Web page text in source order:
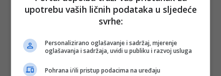
upotrebu vaših ličnih podataka u sljedeće
svrhe:
Personalizirano oglašavanje i sadržaj, mjerenje
oglašavanja i sadržaja, uvidi u publiku i razvoj usluga
Pohrana i/ili pristup podacima na uređaju